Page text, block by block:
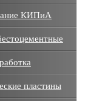
КИПиА
пластины